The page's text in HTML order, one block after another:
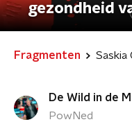
gezondheid
Fragmenten
De Wild in de
PowNed